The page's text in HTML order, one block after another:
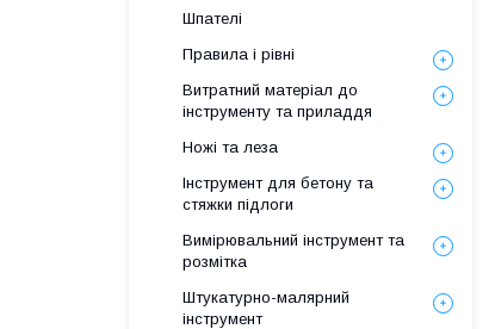
Шпателі
Правила і рівні
Витратний матеріал до
інструменту та приладдя
Ножі та леза
Інструмент для бетону та
стяжки підлоги
Вимірювальний інструмент та
розмітка
Штукатурно-малярний
інструмент